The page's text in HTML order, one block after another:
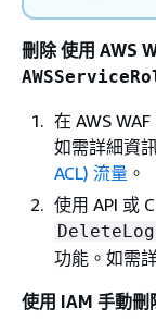
刪除 使用 AWS
在 AWS
如需詳細資
ACL) 流量 。
使用 API 或
功能。如需
使用 IAM 手動刪